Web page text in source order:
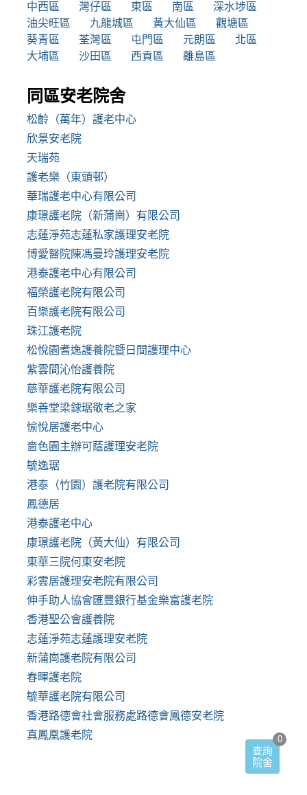
中西區 灣仔區 東區 南區
深水埗區
油尖旺區
九龍城區 黃大仙區
觀塘區
葵青區
荃灣區 屯門區 元朗區
北區
大埔區
沙田區 西貢區 離島區
同區安老院舍
松齡（萬年）護老中心
欣景安老院
天瑞苑
護老樂（東頭邨）
華瑞護老中心有限公司
康璟護老院（新蒲崗）有限公司
志蓮淨苑志蓮私家護理安老院
博愛醫院陳馮曼玲護理安老院
港泰護老中心有限公司
福榮護老院有限公司
百樂護老院有限公司
珠江護老院
松悅園耆逸護養院暨日間護理中心
紫雲間沁怡護養院
慈華護老院有限公司
樂善堂梁銶琚敬老之家
愉悅居護老中心
嗇色園主辦可蔭護理安老院
毓逸琚
港泰（竹園）護老院有限公司
鳳德居
港泰護老中心
康璟護老院（黃大仙）有限公司
東華三院何東安老院
彩雲居護理安老院有限公司
伸手助人協會匯豐銀行基金樂富護老院
香港聖公會護養院
志蓮淨苑志蓮護理安老院
新蒲崗護老院有限公司
春暉護老院
毓華護老院有限公司
香港路德會社會服務處路德會鳳德安老院
真鳳凰護老院
查詢
院舍
0